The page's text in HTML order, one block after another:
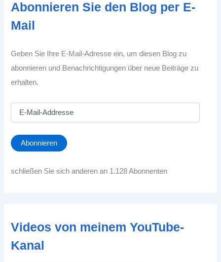
Abonnieren Sie den Blog per E-
Mail
Geben Sie Ihre E-Mail-Adresse ein, um diesen Blog zu
abonnieren und Benachrichtigungen über neue Beiträge zu
erhalten.
a
i
A
s
e
Abonnieren
schließen Sie sich anderen an 1.128 Abonnenten
Videos von meinem YouTube-
Kanal